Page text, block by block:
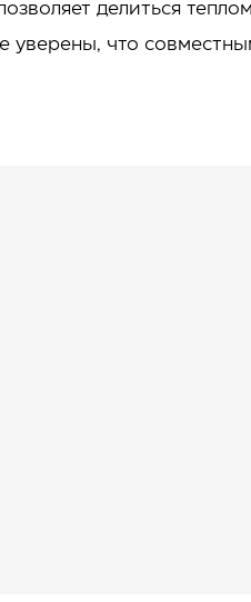
делиться
уверены, что